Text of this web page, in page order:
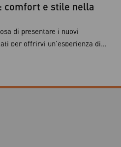
comfort e stile nella
di presentare i nuovi
per offrirvi un’esperienza di
che ogni membro possa